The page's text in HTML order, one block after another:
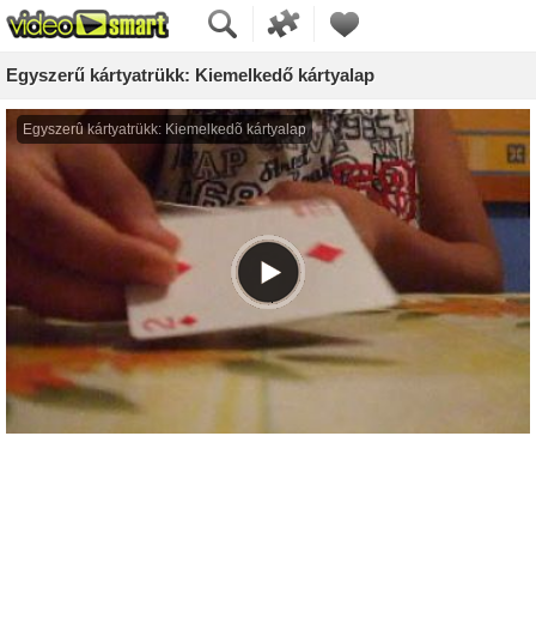
Egyszerű kártyatrükk: Kiemelkedő kártyalap